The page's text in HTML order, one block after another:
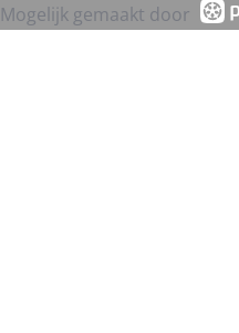
Mogelijk gemaakt door